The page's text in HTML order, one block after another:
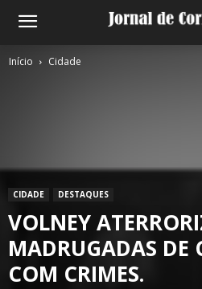
Início Cidade
CIDADE DESTAQUES
VOLNEY
MADRUGADAS DE
COM CRIMES.